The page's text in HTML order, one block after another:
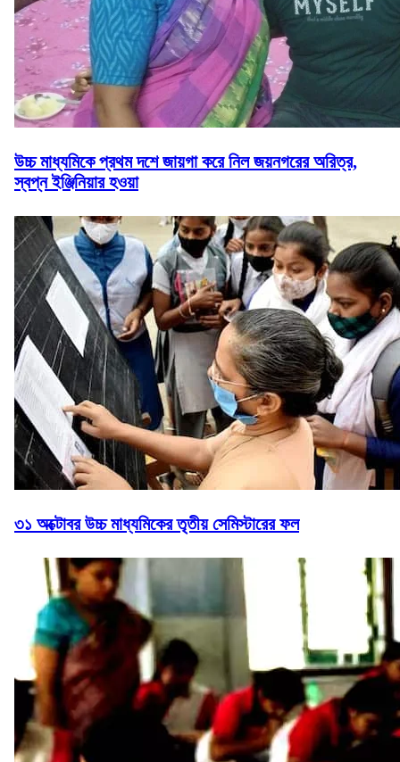
উচ্চ মাধ্যমিকে প্রথম দশে জায়গা করে নিল জয়নগরের অরিত্র,
স্বপ্ন ইঞ্জিনিয়ার হওয়া
৩১ অক্টোবর উচ্চ মাধ্যমিকের তৃতীয় সেমিস্টারের ফল